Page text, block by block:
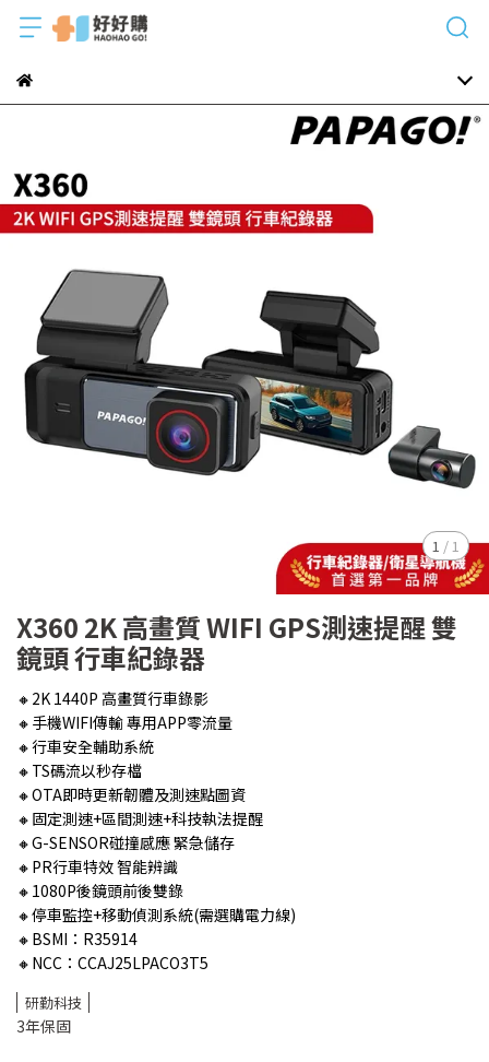
1 / 1
X360 2K 高畫質 WIFI GPS測速提醒 雙
鏡頭 行車紀錄器
🔸2K 1440P 高畫質行車錄影
🔸手機WIFI傳輸 專用APP零流量
🔸行車安全輔助系統
🔸TS碼流以秒存檔
🔸OTA即時更新韌體及測速點圖資
🔸固定測速+區間測速+科技執法提醒
🔸G-SENSOR碰撞感應 緊急儲存
🔸PR行車特效 智能辨識
🔸1080P後鏡頭前後雙錄
🔸停車監控+移動偵測系統(需選購電力線)
🔸BSMI：R35914
🔸NCC：CCAJ25LPACO3T5
研勤科技
3年保固